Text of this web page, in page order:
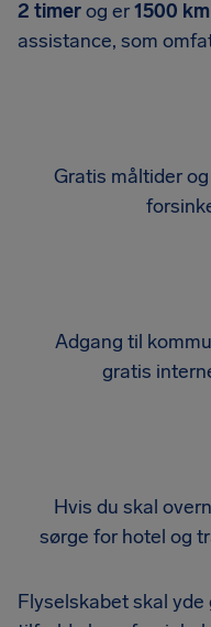
2 timerog er1500 km
assistance, som
Gratis måltider
Adgang til
gratis
Hvis du skal
sørge for hotel og
Flyselskabet skal